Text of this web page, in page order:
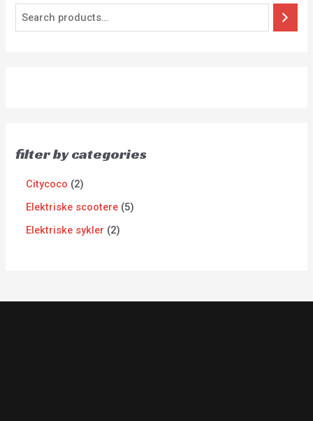
filter by categories
Citycoco
2
Elektriske scootere 5
Elektriske sykler
2